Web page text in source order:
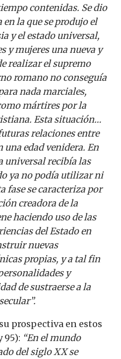
contenidas. Se dio
la que se produjo el
y el estado universal,
y mujeres una nueva y
realizar el supremo
romano no conseguía
nada marciales,
mártires por la
Esta situación…
relaciones entre
edad venidera. En
universal recibía las
ya no podía utilizar ni
fase se caracteriza por
creadora de la
haciendo uso de las
del Estado en
nuevas
propias, y a tal fin
y
de sustraerse a la
prospectiva en estos
95): “En el mundo
del siglo XX se